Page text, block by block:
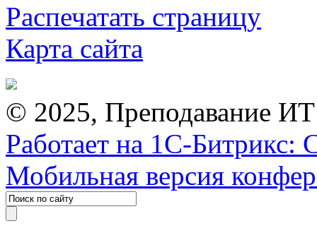
Распечатать страницу
Карта сайта
© 2025, Преподавание
Работает на 1С-Битрикс:
Мобильная версия